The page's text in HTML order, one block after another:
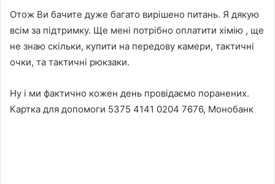
Отож Ви бачите дуже багато вирішено питань. Я дякую
всім за підтримку. Ще мені потрібно оплатити хімію , ще
не знаю скільки, купити на передову камери, тактичні
очки, та тактичні рюкзаки.
Ну і ми фактично кожен день провідаємо поранених.
Картка для допомоги 5375 4141 0204 7676, Монобанк